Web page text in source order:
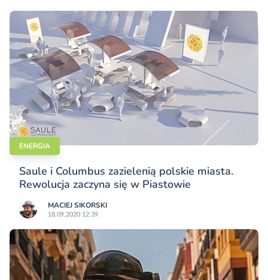
ENERGIA
Saule i Columbus zazielenią polskie miasta.
Rewolucja zaczyna się w Piastowie
MACIEJ SIKORSKI
18.09.2020 12:39